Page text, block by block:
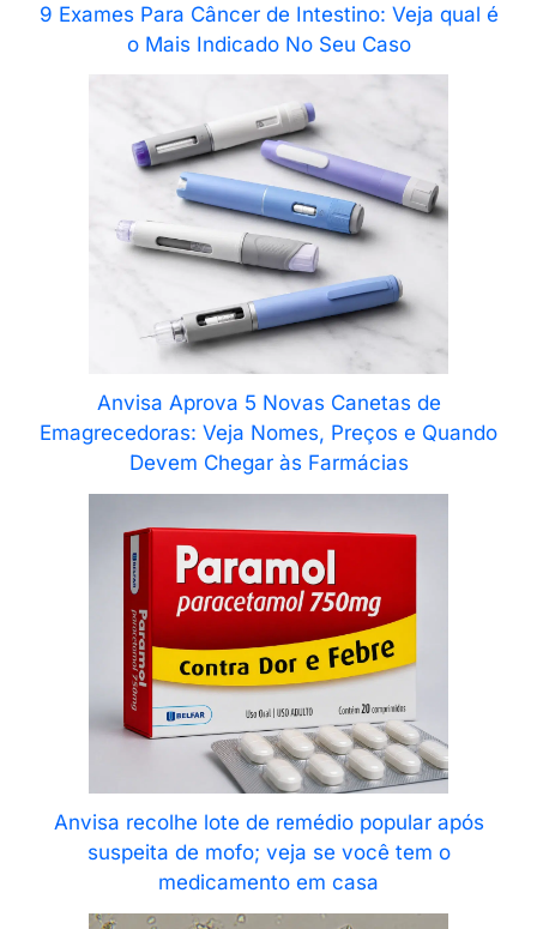
9 Exames Para Câncer de Intestino: Veja qual é
o Mais Indicado No Seu Caso
Anvisa Aprova 5 Novas Canetas de
Emagrecedoras: Veja Nomes, Preços e Quando
Devem Chegar às Farmácias
Anvisa recolhe lote de remédio popular após
suspeita de mofo; veja se você tem o
medicamento em casa